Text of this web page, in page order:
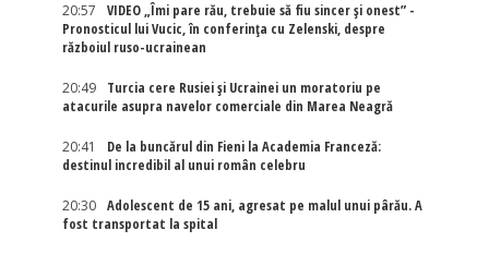
20:57
VIDEO „Îmi pare rău, trebuie să fiu sincer și onest” -
Pronosticul lui Vucic, în conferința cu Zelenski, despre
războiul ruso-ucrainean
20:49
Turcia cere Rusiei și Ucrainei un moratoriu pe
atacurile asupra navelor comerciale din Marea Neagră
20:41
De la buncărul din Fieni la Academia Franceză:
destinul incredibil al unui român celebru
20:30
Adolescent de 15 ani, agresat pe malul unui pârău. A
fost transportat la spital